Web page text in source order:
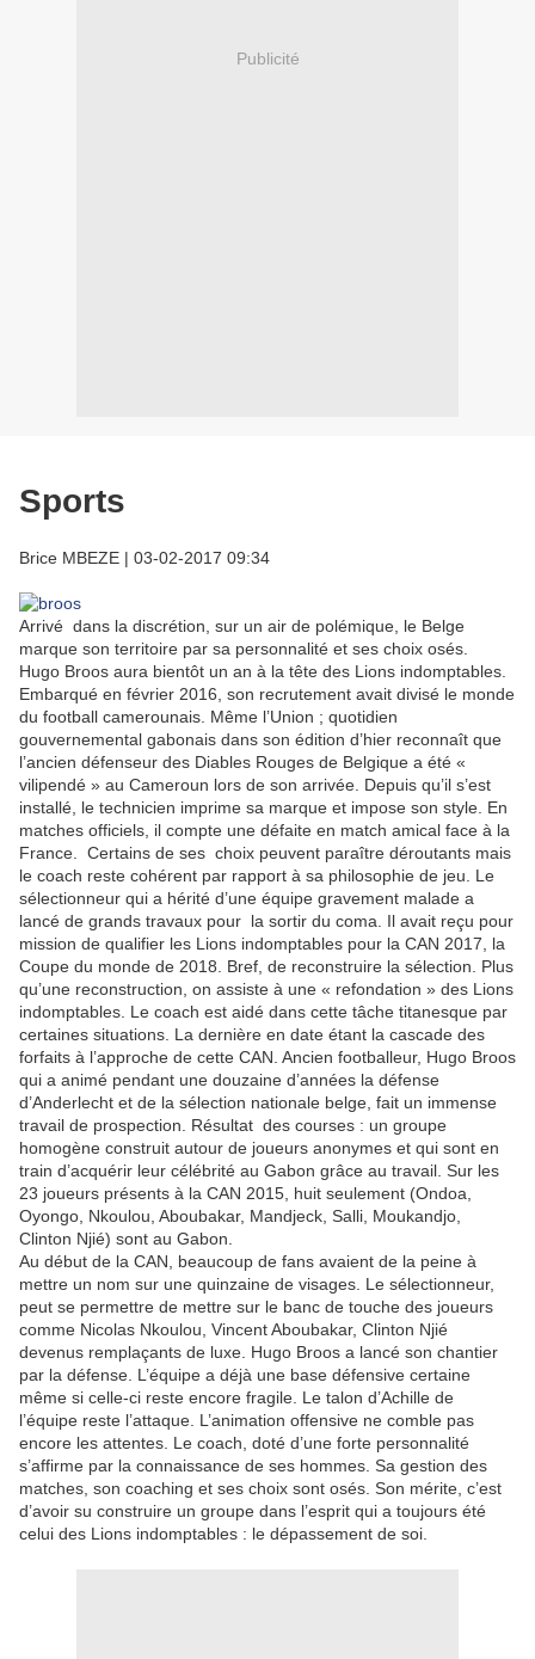
Publicité
Sports
Brice MBEZE | 03-02-2017 09:34
Arrivé dans la discrétion, sur un air de polémique, le Belge
marque son territoire par sa personnalité et ses choix osés.
Hugo Broos aura bientôt un an à la tête des Lions indomptables.
Embarqué en février 2016, son recrutement avait divisé le monde
du football camerounais. Même l’Union ; quotidien
gouvernemental gabonais dans son édition d’hier reconnaît que
l’ancien défenseur des Diables Rouges de Belgique a été «
vilipendé » au Cameroun lors de son arrivée. Depuis qu’il s’est
installé, le technicien imprime sa marque et impose son style. En
matches officiels, il compte une défaite en match amical face à la
France. Certains de ses choix peuvent paraître déroutants mais
le coach reste cohérent par rapport à sa philosophie de jeu. Le
sélectionneur qui a hérité d’une équipe gravement malade a
lancé de grands travaux pour la sortir du coma. Il avait reçu pour
mission de qualifier les Lions indomptables pour la CAN 2017, la
Coupe du monde de 2018. Bref, de reconstruire la sélection. Plus
qu’une reconstruction, on assiste à une « refondation » des Lions
indomptables. Le coach est aidé dans cette tâche titanesque par
certaines situations. La dernière en date étant la cascade des
forfaits à l’approche de cette CAN. Ancien footballeur, Hugo Broos
qui a animé pendant une douzaine d’années la défense
d’Anderlecht et de la sélection nationale belge, fait un immense
travail de prospection. Résultat des courses : un groupe
homogène construit autour de joueurs anonymes et qui sont en
train d’acquérir leur célébrité au Gabon grâce au travail. Sur les
23 joueurs présents à la CAN 2015, huit seulement (Ondoa,
Oyongo, Nkoulou, Aboubakar, Mandjeck, Salli, Moukandjo,
Clinton Njié) sont au Gabon.
Au début de la CAN, beaucoup de fans avaient de la peine à
mettre un nom sur une quinzaine de visages. Le sélectionneur,
peut se permettre de mettre sur le banc de touche des joueurs
comme Nicolas Nkoulou, Vincent Aboubakar, Clinton Njié
devenus remplaçants de luxe. Hugo Broos a lancé son chantier
par la défense. L’équipe a déjà une base défensive certaine
même si celle-ci reste encore fragile. Le talon d’Achille de
l’équipe reste l’attaque. L’animation offensive ne comble pas
encore les attentes. Le coach, doté d’une forte personnalité
s’affirme par la connaissance de ses hommes. Sa gestion des
matches, son coaching et ses choix sont osés. Son mérite, c’est
d’avoir su construire un groupe dans l’esprit qui a toujours été
celui des Lions indomptables : le dépassement de soi.